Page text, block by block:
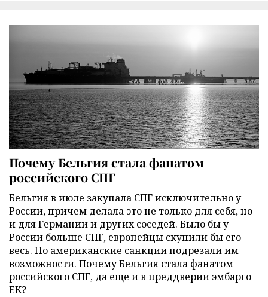
Почему Бельгия стала фанатом
российского СПГ
Бельгия в июле закупала СПГ исключительно у
России, причем делала это не только для себя, но
и для Германии и других соседей. Было бы у
России больше СПГ, европейцы скупили бы его
весь. Но американские санкции подрезали им
возможности. Почему Бельгия стала фанатом
российского СПГ, да еще и в преддверии эмбарго
ЕК?